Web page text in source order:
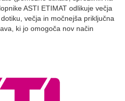
ASTI ETIMAT odlikuje večja
večja in močnejša priključna
ki jo omogoča nov način